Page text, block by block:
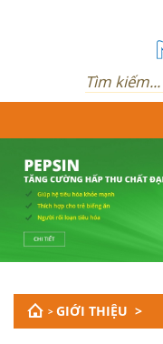
1900.986.854
> GIỚI THIỆU >